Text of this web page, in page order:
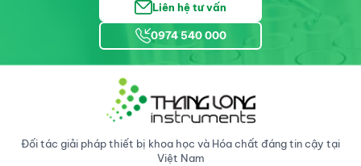
Liên hệ tư vấn
0974 540 000
Đối tác giải pháp thiết bị khoa học và Hóa chất đáng tin cậy tại
Việt Nam